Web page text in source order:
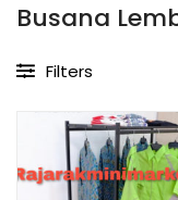
Busana
Filters